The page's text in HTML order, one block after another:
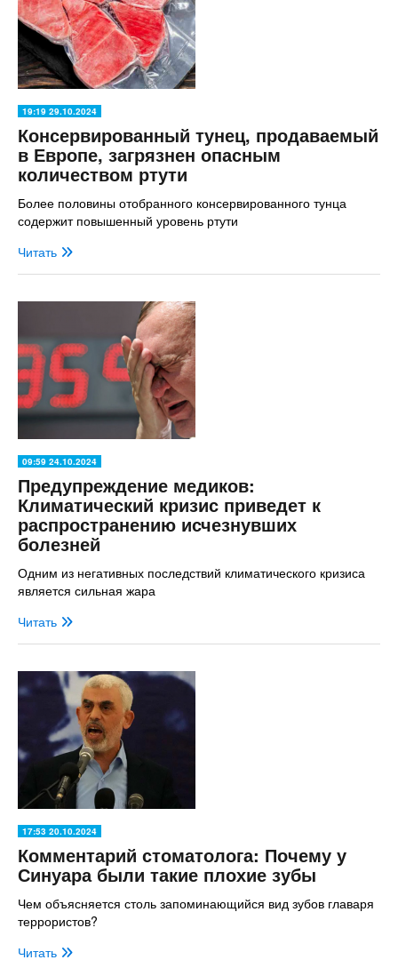
19:19 29.10.2024
Консервированный тунец, продаваемый
в Европе, загрязнен опасным
количеством ртути
Более половины отобранного консервированного тунца
содержит повышенный уровень ртути
Читать
09:59 24.10.2024
Предупреждение медиков:
Климатический кризис приведет к
распространению исчезнувших
болезней
Одним из негативных последствий климатического кризиса
является сильная жара
Читать
17:53 20.10.2024
Комментарий стоматолога: Почему у
Синуара были такие плохие зубы
Чем объясняется столь запоминающийся вид зубов главаря
террористов?
Читать